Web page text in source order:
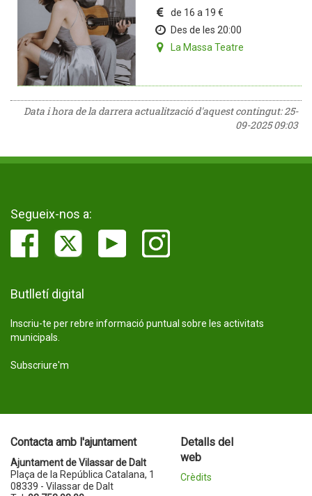
de 16 a 19 €
Des de les 20:00
La Massa Teatre
Data i hora de la darrera actualització d'aquest contingut:25-
09-2025 09:03
Segueix-nos a:
Butlletí digital
Inscriu-te per rebre informació puntual sobre les activitats
municipals.
Subscriure'm
Contacta amb l'ajuntament
Ajuntament de Vilassar de Dalt
Plaça de la República Catalana, 1
08339 - Vilassar de Dalt
Detalls del
web
Crèdits